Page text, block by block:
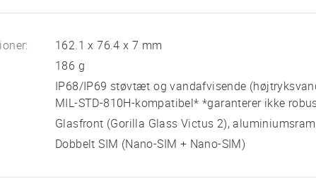
162.1 x 76.4 x 7 mm
186 g
IP68/IP69 støvtæt og vandafvisende
MIL-STD-810H-kompatibel* *garanterer ikke
Glasfront (Gorilla Glass Victus 2),
Dobbelt SIM (Nano-SIM + Nano-SIM)